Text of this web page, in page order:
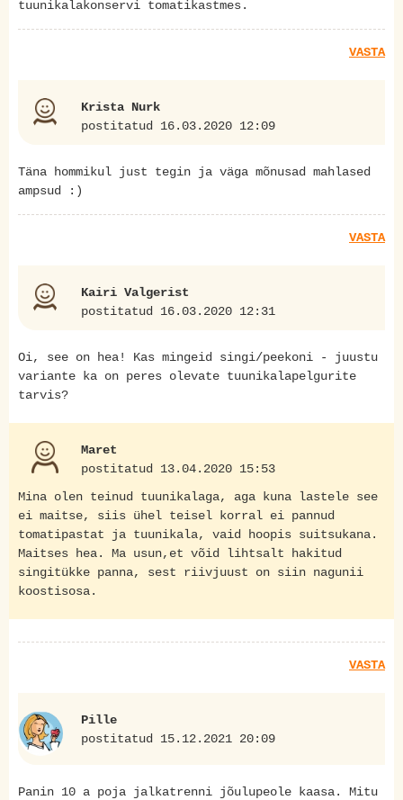
tuunikalakonservi tomatikastmes.
VASTA
Krista Nurk
postitatud 16.03.2020 12:09
Täna hommikul just tegin ja väga mõnusad mahlased
ampsud :)
VASTA
Kairi Valgerist
postitatud 16.03.2020 12:31
Oi, see on hea! Kas mingeid singi/peekoni - juustu
variante ka on peres olevate tuunikalapelgurite
tarvis?
Maret
postitatud 13.04.2020 15:53
Mina olen teinud tuunikalaga, aga kuna lastele see
ei maitse, siis ühel teisel korral ei pannud
tomatipastat ja tuunikala, vaid hoopis suitsukana.
Maitses hea. Ma usun,et võid lihtsalt hakitud
singitükke panna, sest riivjuust on siin nagunii
koostisosa.
VASTA
Pille
postitatud 15.12.2021 20:09
Panin 10 a poja jalkatrenni jõulupeole kaasa. Mitu